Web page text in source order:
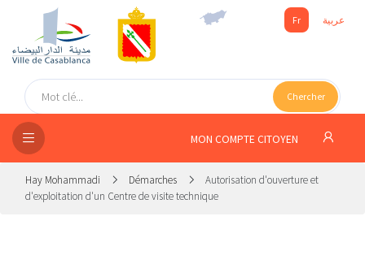
Fr عربية
Chercher
MON COMPTE CITOYEN
Hay Mohammadi Démarches
Autorisation d'ouverture et
d'exploitation d'un Centre de visite technique